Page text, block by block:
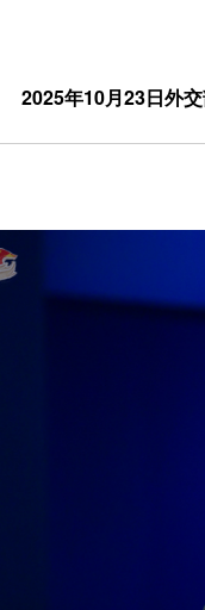
2025年10月23日外